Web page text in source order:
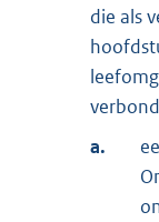
die als
a.